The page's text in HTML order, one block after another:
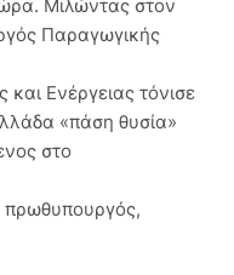
Μιλώντας στον
Παραγωγικής
Ενέργειας τόνισε
«πάση θυσία»
στο